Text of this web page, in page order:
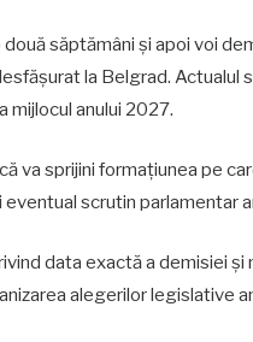
săptămâni și apoi voi
la Belgrad. Actualul
mijlocul anului 2027.
va sprijini formațiunea pe
eventual scrutin
data exactă a demisiei
alegerilor legislative